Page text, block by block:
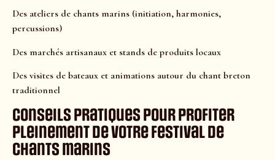
Des ateliers de chants marins (initiation, harmonies,
percussions)
Des marchés artisanaux et stands de produits locaux
Des visites de bateaux et animations autour du chant breton
traditionnel
Conseils pratiques pour profiter
pleinement de votre festival de
chants marins